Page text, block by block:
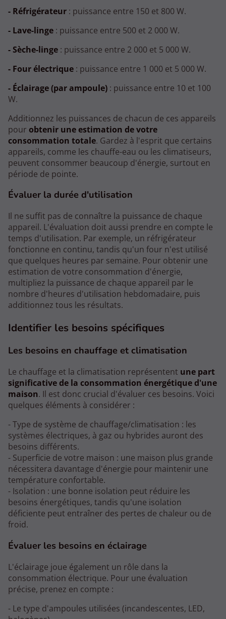
- Réfrigérateur : puissance entre 150 et 800 W.
- Lave-linge : puissance entre 500 et 2 000 W.
- Sèche-linge : puissance entre 2 000 et 5 000 W.
- Four électrique : puissance entre 1 000 et 5 000 W.
- Éclairage (par ampoule) : puissance entre 10 et 100
W.
Additionnez les puissances de chacun de ces appareils
pour obtenir une estimation de votre
consommation totale. Gardez à l'esprit que certains
appareils, comme les chauffe-eau ou les climatiseurs,
peuvent consommer beaucoup d'énergie, surtout en
période de pointe.
Évaluer la durée d'utilisation
Il ne suffit pas de connaître la puissance de chaque
appareil. L'évaluation doit aussi prendre en compte le
temps d'utilisation. Par exemple, un réfrigérateur
fonctionne en continu, tandis qu'un four n'est utilisé
que quelques heures par semaine. Pour obtenir une
estimation de votre consommation d'énergie,
multipliez la puissance de chaque appareil par le
nombre d'heures d'utilisation hebdomadaire, puis
additionnez tous les résultats.
Identifier les besoins spécifiques
Les besoins en chauffage et climatisation
Le chauffage et la climatisation représentent une part
significative de la consommation énergétique d'une
maison. Il est donc crucial d'évaluer ces besoins. Voici
quelques éléments à considérer :
- Type de système de chauffage/climatisation : les
systèmes électriques, à gaz ou hybrides auront des
besoins différents.
- Superficie de votre maison : une maison plus grande
nécessitera davantage d'énergie pour maintenir une
température confortable.
- Isolation : une bonne isolation peut réduire les
besoins énergétiques, tandis qu'une isolation
déficiente peut entraîner des pertes de chaleur ou de
froid.
Évaluer les besoins en éclairage
L'éclairage joue également un rôle dans la
consommation électrique. Pour une évaluation
précise, prenez en compte :
- Le type d'ampoules utilisées (incandescentes, LED,